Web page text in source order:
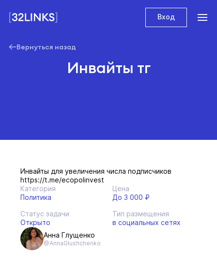
Вход
Вернуться назад
Инвайты тг
Инвайты для увеличения числа подписчиков
https://t.me/ecopolinvest
Категория
Политика
Цена
До 3 000 ₽
Статус задачи
Открыто
Тип размещения
в социальных сетях
Анна Глущенко
@AnnaGlushchenko